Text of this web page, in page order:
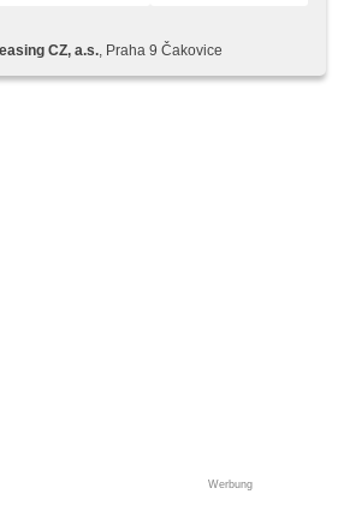
(ESP), beheizte
automatisch im Berg
CZ, a.s., Praha 9 Čakovice
Werbung